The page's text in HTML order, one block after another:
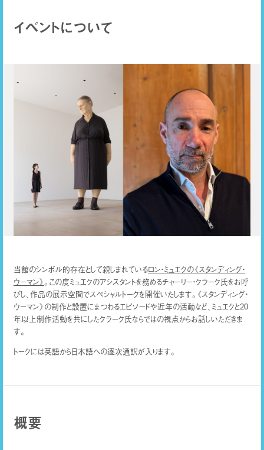
イベントについて
当館のシンボル的存在として親しまれているロン・ミュエクの《スタンディング・
ウーマン》。この度ミュエクのアシスタントを務めるチャーリー・クラーク氏をお呼
びし、作品の展示空間でスペシャルトークを開催いたします。《スタンディング・
ウーマン》の制作と設置にまつわるエピソードや近年の活動など、ミュエクと20
年以上制作活動を共にしたクラーク氏ならではの視点からお話しいただきま
す。
トークには英語から日本語への逐次通訳が入ります。
概要